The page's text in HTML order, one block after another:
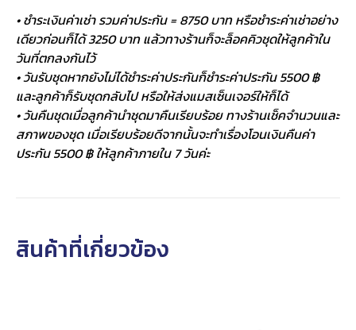
• ชำระเงินค่าเช่า รวมค่าประกัน = 8750 บาท หรือชำระค่าเช่าอย่าง
เดียวก่อนก็ได้ 3250 บาท แล้วทางร้านก็จะล็อคคิวชุดให้ลูกค้าใน
วันที่ตกลงกันไว้
• วันรับชุดหากยังไม่ได้ชำระค่าประกันก็ชำระค่าประกัน 5500 ฿
และลูกค้าก็รับชุดกลับไป หรือให้ส่งแมสเซ็นเจอร์ให้ก็ได้
• วันคืนชุดเมื่อลูกค้านำชุดมาคืนเรียบร้อย ทางร้านเช็คจำนวนและ
สภาพของชุด เมื่อเรียบร้อยดีจากนั้นจะทำเรื่องโอนเงินคืนค่า
ประกัน 5500 ฿ ให้ลูกค้าภายใน 7 วันค่ะ
สินค้าที่เกี่ยวข้อง